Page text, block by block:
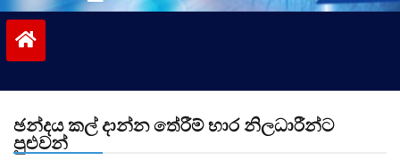
ඡන්දය කල් දාන්න තේරීම් භාර නිලධාරීන්ට
පුළුවන්